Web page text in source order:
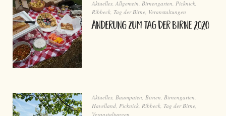
Aktuelles ,Allgemein Birnengarten Picknick
Ribbeck Tag der Birne Veranstaltungen
Änderung zum Tag der Birne 2020
Aktuelles,Baumpaten,Birnen,Birnengarten,
Havelland,Picknick,Ribbeck, Tag der Birne,
Veranstaltungen